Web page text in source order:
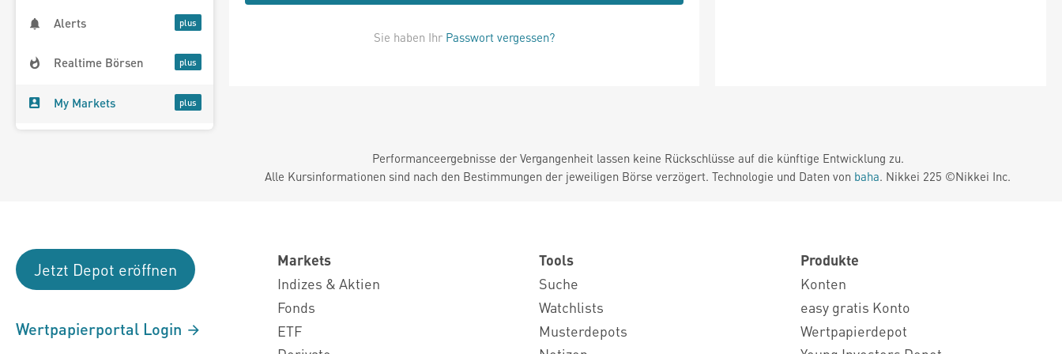
Alerts
Realtime Börsen
My Markets
Sie haben Ihr Passwort vergessen?
Performanceergebnisse der Vergangenheit lassen keine Rückschlüsse auf die künftige Entwicklung zu.
Alle Kursinformationen sind nach den Bestimmungen der jeweiligen Börse verzögert. Technologie und Daten von baha. Nikkei 225 ©Nikkei Inc.
Jetzt Depot eröffnen
Wertpapierportal Login
Markets
Indizes & Aktien
Fonds
ETF
Tools
Suche
Watchlists
Musterdepots
Produkte
Konten
easy gratis Konto
Wertpapierdepot